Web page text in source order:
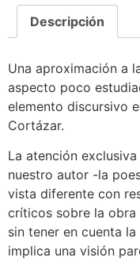
Descripción
Una aproximación a
aspecto poco
elemento discursivo
Cortázar.
La atención
nuestro autor -la
vista diferente con
críticos sobre la obra
sin tener en cuenta
implica una visión